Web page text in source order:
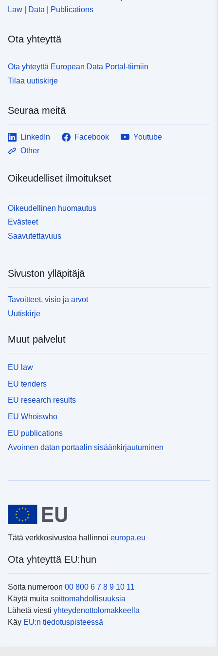
Law | Data | Publications
Ota yhteyttä
Ota yhteyttä European Data Portal-tiimiin
Tilaa uutiskirje
Seuraa meitä
LinkedIn Facebook
Youtube
Other
Oikeudelliset ilmoitukset
Oikeudellinen huomautus
Evästeet
Saavutettavuus
Sivuston ylläpitäjä
Tavoitteet, visio ja arvot
Uutiskirje
Muut palvelut
EU law
EU tenders
EU research results
EU Whoiswho
EU publications
Avoimen datan portaalin sisäänkirjautuminen
Tätä verkkosivustoa hallinnoi europa.eu
Ota yhteyttä EU:hun
Soita numeroon 00 800 6 7 8 9 10 11
Käytä muita soittomahdollisuuksia
Lähetä viesti yhteydenottolomakkeella
Käy EU:n tiedotuspisteessä